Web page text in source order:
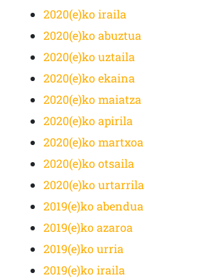
2020(e)ko iraila
2020(e)ko abuztua
2020(e)ko uztaila
2020(e)ko ekaina
2020(e)ko maiatza
2020(e)ko apirila
2020(e)ko martxoa
2020(e)ko otsaila
2020(e)ko urtarrila
2019(e)ko abendua
2019(e)ko azaroa
2019(e)ko urria
2019(e)ko iraila